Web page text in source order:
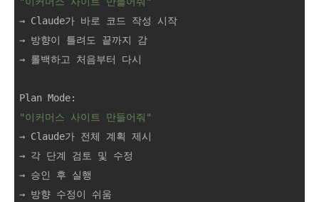
→ Claude가 바로 코드 작성 시작
→ 방향이 틀려도 끝까지 감
→ 롤백하고 처음부터 다시
"이커머스 사이트 만들어줘"
→ Claude가 전체 계획 제시
→ 각 단계 검토 및 수정
→ 승인 후 실행